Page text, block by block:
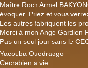
Maître Roch Armel
évoquer. Priez et vous
Les autres fabriquent les
Merci à mon Ange Gardien
Pas un seul jour sans le
Yacouba Ouedraogo
Cecrabien à vie